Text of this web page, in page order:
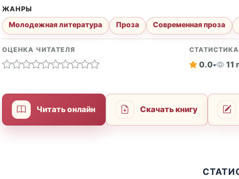
ЖАНРЫ
Молодежная литература Проза Современная проза
ОЦЕНКА ЧИТАТЕЛЯ СТАТИСТИКА
0.0• 11
Читать онлайн Скачать книгу